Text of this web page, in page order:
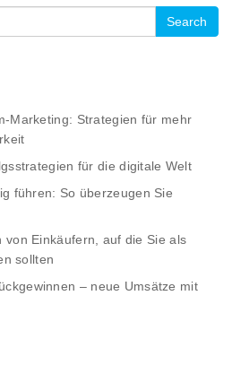
Marketing: Strategien für mehr
für die digitale Welt
führen: So überzeugen Sie
von Einkäufern, auf die Sie als
sollten
– neue Umsätze mit